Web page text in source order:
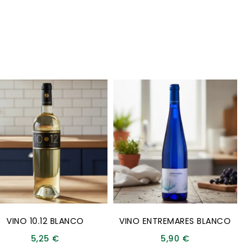
VINO 10.12 BLANCO
5,25 €
VINO ENTREMARES BLANCO
5,90 €